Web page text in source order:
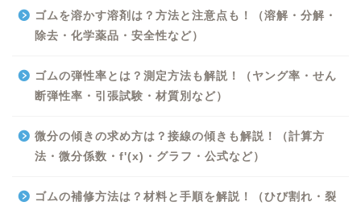
ゴムを溶かす溶剤は？方法と注意点も！（溶解・分解・
除去・化学薬品・安全性など）
ゴムの弾性率とは？測定方法も解説！（ヤング率・せん
断弾性率・引張試験・材質別など）
微分の傾きの求め方は？接線の傾きも解説！（計算方
法・微分係数・f'(x)・グラフ・公式など）
ゴムの補修方法は？材料と手順を解説！（ひび割れ・裂